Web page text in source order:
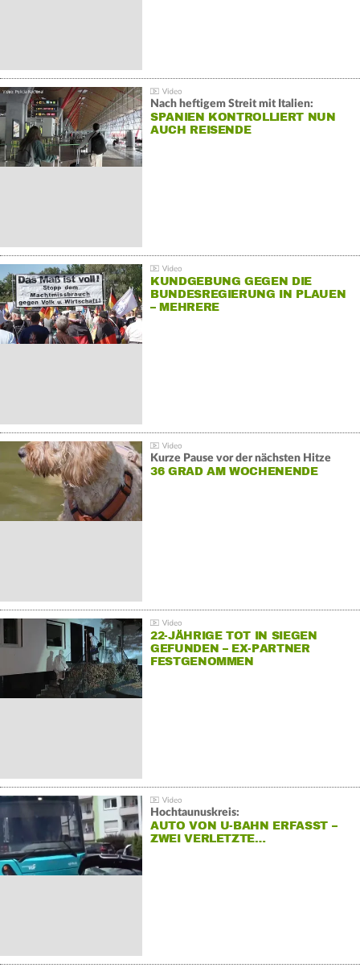
Nach heftigem Streit mit Italien:
SPANIEN KONTROLLIERT NUN
AUCH REISENDE
KUNDGEBUNG GEGEN DIE
BUNDESREGIERUNG IN PLAUEN
– MEHRERE
Kurze Pause vor der nächsten Hitze
36 GRAD AM WOCHENENDE
22-JÄHRIGE TOT IN SIEGEN
GEFUNDEN – EX-PARTNER
FESTGENOMMEN
Hochtaunuskreis:
AUTO VON U-BAHN ERFASST –
ZWEI VERLETZTE…